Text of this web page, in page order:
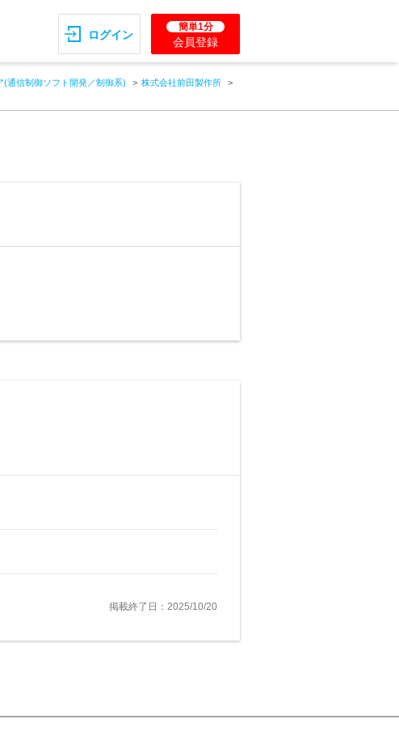
ログイン
簡単1分
会員登録
(通信制御ソフト開発／制御系)
株式会社前田製作所
掲載終了日：2025/10/20